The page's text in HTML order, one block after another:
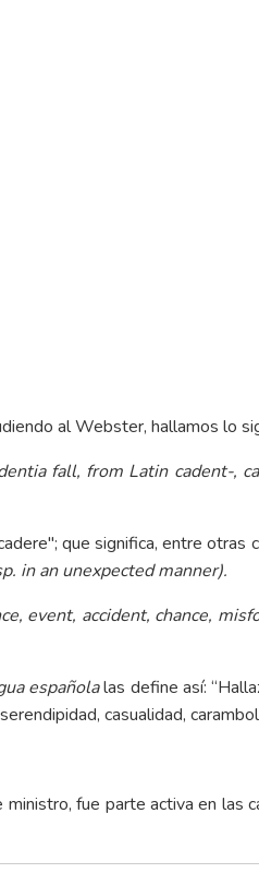
al Webster, hallamos lo
fall, from Latin cadent-,
que significa, entre otras
in an unexpected manner).
event, accident, chance,
españolalas define así:
casualidad,
fue parte activa en las